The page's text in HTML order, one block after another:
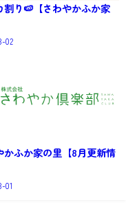
割り🍉【さわやかふか家
02
かふか家の里【8月更新情
01